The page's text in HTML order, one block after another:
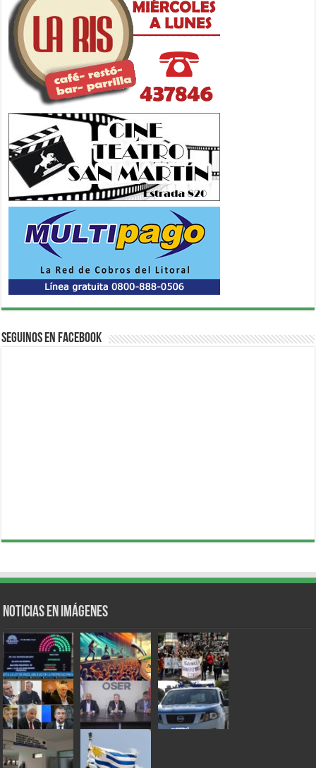
Seguinos en Facebook
Noticias en Imágenes